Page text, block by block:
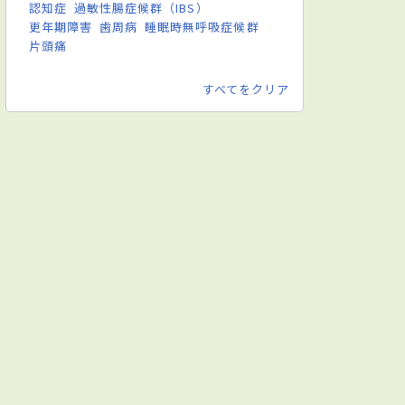
認知症 過敏性腸症候群（IBS）
更年期障害 歯周病 睡眠時無呼吸症候群
片頭痛
すべてをクリア